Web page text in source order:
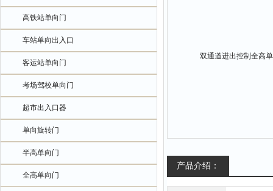
高铁站单向门
车站单向出入口
客运站单向门
考场驾校单向门
超市出入口器
单向旋转门
半高单向门
全高单向门
产品介绍：